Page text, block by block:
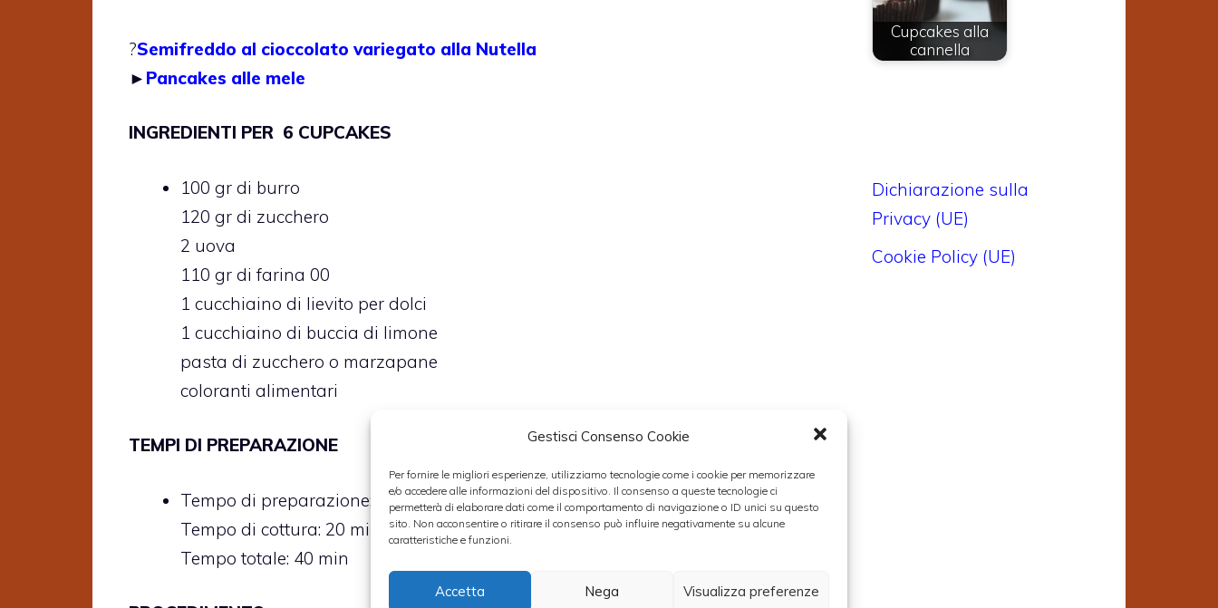
Gestisci Consenso Cookie
Per fornire le migliori esperienze, utilizziamo tecnologie come i cookie per memorizzare
e/o accedere alle informazioni del dispositivo. Il consenso a queste tecnologie ci
permetterà di elaborare dati come il comportamento di navigazione o ID unici su questo
sito. Non acconsentire o ritirare il consenso può influire negativamente su alcune
caratteristiche e funzioni.
Accetta Nega Visualizza preferenze
?Semifreddo al cioccolato variegato alla Nutella
► Pancakes alle mele
INGREDIENTI PER 6 CUPCAKES
100 gr di burro
120 gr di zucchero
2 uova
110 gr di farina 00
1 cucchiaino di lievito per dolci
1 cucchiaino di buccia di limone
pasta di zucchero o marzapane
coloranti alimentari
TEMPI DI PREPARAZIONE
Tempo di preparazione: 20 min
Tempo di cottura: 20 min
Tempo totale: 40 min
Cupcakes alla
cannella
Dichiarazione sulla
Privacy (UE)
Cookie Policy (UE)